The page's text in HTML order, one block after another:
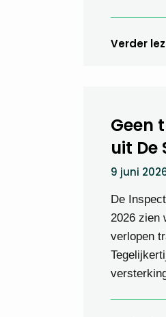
Verder
Geen
uit De
9 juni
De
2026 zien
verlopen